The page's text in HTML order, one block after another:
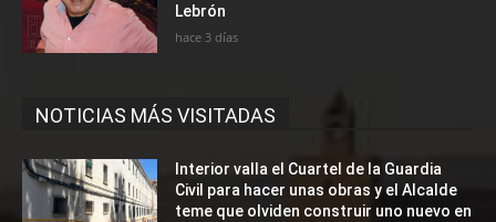
Lebrón
hace 3 días
NOTICIAS MÁS VISITADAS
Interior valla el Cuartel de la Guardia
Civil para hacer unas obras y el Alcalde
teme que olviden construir uno nuevo en